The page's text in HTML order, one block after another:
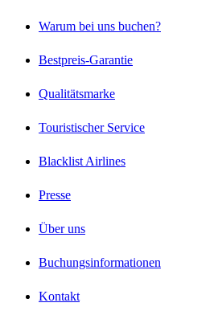
Warum bei uns buchen?
Bestpreis-Garantie
Qualitätsmarke
Touristischer Service
Blacklist Airlines
Presse
Über uns
Buchungsinformationen
Kontakt